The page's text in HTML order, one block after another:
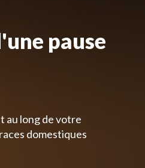
pause
au long de votre
domestiques